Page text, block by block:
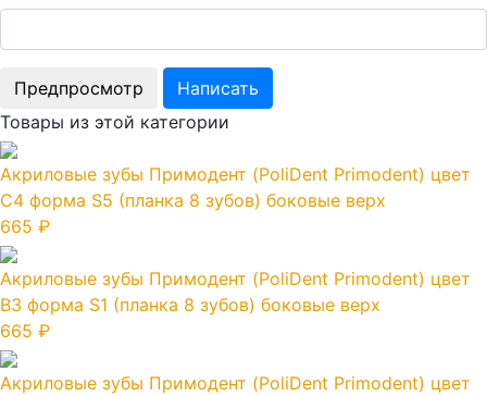
Товары из этой категории
Акриловые зубы Примодент (PoliDent Primodent) цвет
C4 форма S5 (планка 8 зубов) боковые верх
665 ₽
Акриловые зубы Примодент (PoliDent Primodent) цвет
B3 форма S1 (планка 8 зубов) боковые верх
665 ₽
Акриловые зубы Примодент (PoliDent Primodent) цвет